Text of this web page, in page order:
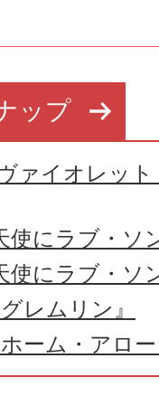
ップ
イオレット
使にラブ・ソ
にラブ・ソ
レムリン』
ーム・アロ